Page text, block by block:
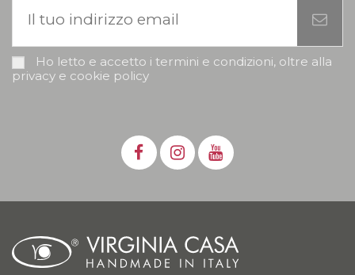
Ho letto e accetto i termini e condizioni, oltre alla
privacy e cookie policy